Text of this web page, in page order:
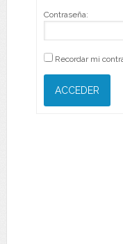
Contraseña:
Recordar mi
ACCEDER